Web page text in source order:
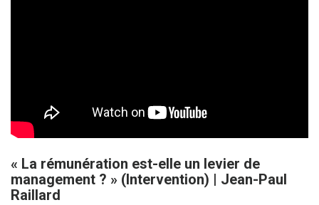
« La rémunération est-elle un levier de
management ? » (Intervention) | Jean-Paul
Raillard